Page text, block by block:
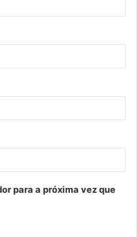
para a próxima vez que